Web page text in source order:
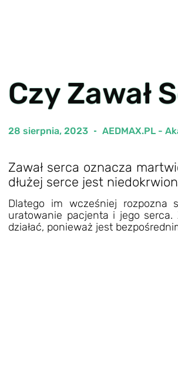
Czy Zawał
28 sierpnia, 2023 AEDMAX.PL -
Zawał serca oznacza
dłużej serce jest
Dlatego im wcześniej rozpozna
uratowanie pacjenta i jego serca.
działać, ponieważ jest